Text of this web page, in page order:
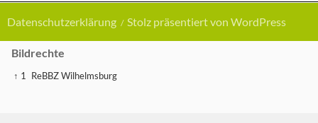
Datenschutzerklärung Stolz präsentiert von WordPress
Bildrechte
↑ 1 ReBBZ Wilhelmsburg